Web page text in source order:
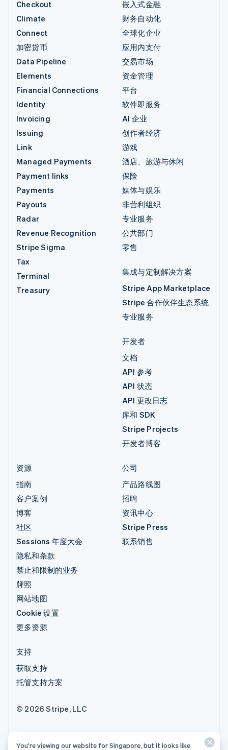
Checkout
Climate
Connect
加密货币
Data Pipeline
Elements
Financial Connections
Identity
Invoicing
Issuing
Link
Managed Payments
Payment links
Payments
Payouts
Radar
Revenue Recognition
Stripe Sigma
Tax
Terminal
Treasury
嵌入式金融
财务自动化
全球化企业
应用内支付
交易市场
资金管理
平台
软件即服务
AI 企业
创作者经济
游戏
酒店、旅游与休闲
保险
媒体与娱乐
非营利组织
专业服务
公共部门
零售
集成与定制解决方案
Stripe App Marketplace
Stripe 合作伙伴生态系统
专业服务
开发者
文档
API 参考
API 状态
API 更改日志
库和 SDK
Stripe Projects
开发者博客
资源
指南
客户案例
博客
社区
Sessions 年度大会
隐私和条款
禁止和限制的业务
牌照
网站地图
Cookie 设置
更多资源
公司
产品路线图
招聘
资讯中心
Stripe Press
联系销售
支持
获取支持
托管支持方案
© 2026 Stripe, LLC
You’re viewing our website for Singapore, but it looks like